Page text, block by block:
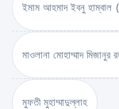
ইমাম আহমাদ ইবনু হাম্বাল
মাওলানা মোহাম্মাদ মিজানুর
মুফতী মুহাম্মাদুল্লাহ